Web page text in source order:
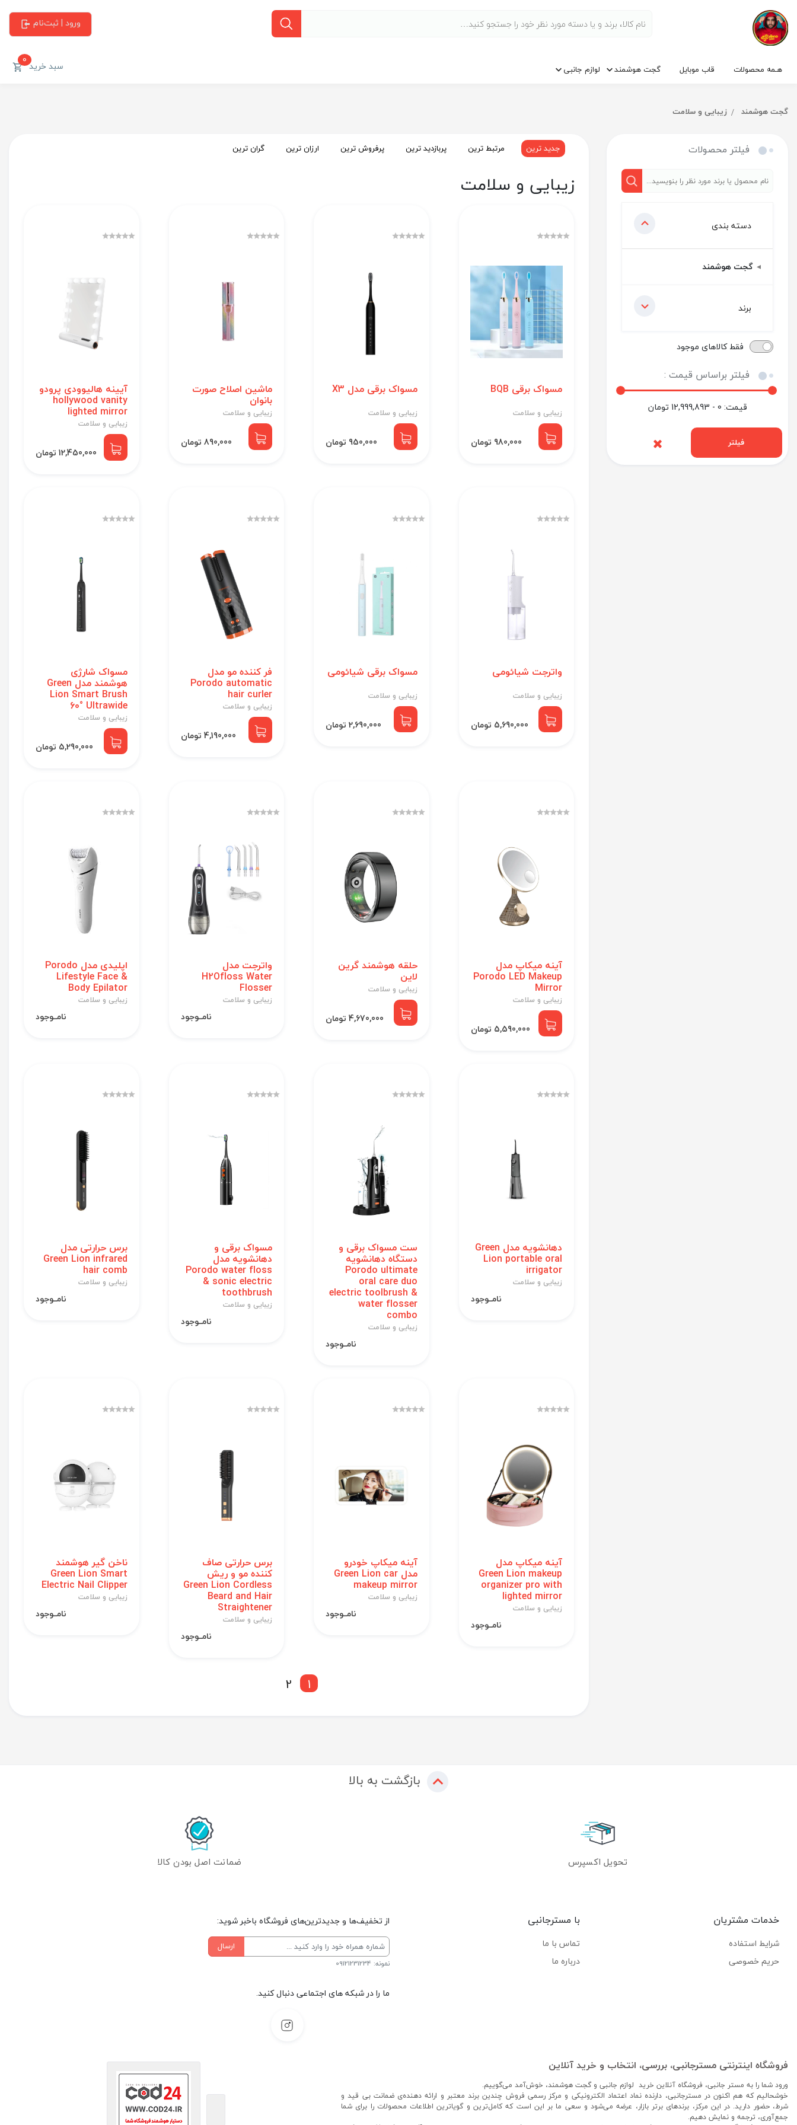
ورود | ثبت‌نام
هـمه محصولات قاب موبایل گجت هوشمند لوازم جانبی سبد خرید0
گجت هوشمند زیبایی و سلامت
فیلتر محصولات
دسته بندی
گجت هوشمند
برند
فقط کالاهای موجود
فیلتر براساس قیمت :
قیمت: 0 - 12,999,893 تومان
فیلتر
جدید ترین مرتبط ترین پربازدید ترین پرفروش ترین ارزان ترین گران ترین
زیبایی و سلامت
مسواک برقی BQB
زیبایی و سلامت
980,000 تومان
مسواک برقی مدل X3
زیبایی و سلامت
950,000 تومان
ماشین اصلاح صورت
بانوان
زیبایی و سلامت
890,000 تومان
آیینه هالیوودی پرودو
hollywood vanity
lighted mirror
زیبایی و سلامت
12,450,000 تومان
واترجت شیائومی
زیبایی و سلامت
5,690,000 تومان
مسواک برقی شیائومی
زیبایی و سلامت
2,690,000 تومان
فر کننده مو مدل
Porodo automatic
hair curler
زیبایی و سلامت
4,190,000 تومان
مسواک شارژی
هوشمند مدل Green
Lion Smart Brush
60° Ultrawide
زیبایی و سلامت
5,290,000 تومان
آینه میکاپ مدل
Porodo LED Makeup
Mirror
زیبایی و سلامت
5,590,000 تومان
حلقه هوشمند گرین
لاین
زیبایی و سلامت
4,670,000 تومان
واترجت مدل
H2Ofloss Water
Flosser
زیبایی و سلامت
نامــوجود
اپلیدی مدل Porodo
Lifestyle Face &
Body Epilator
زیبایی و سلامت
نامــوجود
دهانشویه مدل Green
Lion portable oral
irrigator
زیبایی و سلامت
نامــوجود
ست مسواک برقی و
دستگاه دهانشویه
Porodo ultimate
oral care duo
electric toolbrush &
water flosser
combo
زیبایی و سلامت
نامــوجود
مسواک برقی و
دهانشویه مدل
Porodo water floss
& sonic electric
toothbrush
زیبایی و سلامت
نامــوجود
برس حرارتی مدل
Green Lion infrared
hair comb
زیبایی و سلامت
نامــوجود
آینه میکاپ مدل
Green Lion makeup
organizer pro with
lighted mirror
زیبایی و سلامت
نامــوجود
آینه میکاپ خودرو
مدل Green Lion car
makeup mirror
زیبایی و سلامت
نامــوجود
برس حرارتی صاف
کننده مو و ریش
Green Lion Cordless
Beard and Hair
Straightener
زیبایی و سلامت
نامــوجود
ناخن گیر هوشمند
Green Lion Smart
Electric Nail Clipper
زیبایی و سلامت
نامــوجود
1
2
بازگشت به بالا
تحویل اکسپرس ضمانت اصل بودن کالا
خدمات مشتریان
شرایط استفاده
حریم خصوصی
با مسترجانبی
تماس با ما
درباره ما
از تخفیف‌ها و جدیدترین‌های فروشگاه باخبر شوید:
ارسال
نمونه: 09121231234
ما را در شبکه های اجتماعی دنبال کنید.
فروشگاه اینترنتی مسترجانبی، بررسی، انتخاب و خرید آنلاین
ورود شما را به مستر جانبی، فروشگاه آنلاین خرید لوازم جانبی و گجت هوشمند، خوش‌آمد می‌گوییم.
خوشحالیم که هم اکنون در مسترجانبی، دارنده نماد اعتماد الکترونیکی و مرکز رسمی فروش چندین برند معتبر و ارائه دهنده‌ی ضمانت بی قید و
شرط، حضور دارید. در این مرکز، برندهای برتر بازار، عرضه می‌شود و سعی ما بر این است که کامل‌ترین و گویاترین اطلاعات محصولات را برای شما
جمع‌آوری، ترجمه و نمایش دهیم.